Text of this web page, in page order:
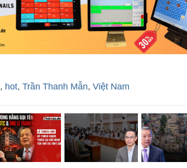
, hot, Trần Thanh Mẫn, Việt Nam